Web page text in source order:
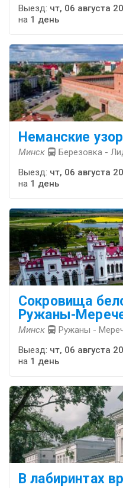
Выезд: чт, 06 августа
на 1 день
Неманские
Минск Березовка -
Выезд: чт, 06 августа
на 1 день
Сокровища
Ружаны-
Минск Ружаны -
Выезд: чт, 06 августа
на 1 день
В лабиринтах